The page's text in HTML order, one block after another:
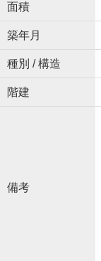
面積
築年月
種別 / 構造
階建
備考